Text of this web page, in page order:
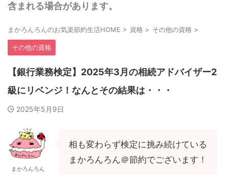
含まれる場合があります。
まかろんろんのお気楽節約生活HOME > 資格 > その他の資格 >
その他の資格
【銀行業務検定】2025年3月の相続アドバイザー2
級にリベンジ！なんとその結果は・・・
2025年5月9日
まかろんろん
相も変わらず検定に挑み続けている
まかろんろん＠節約でございます！